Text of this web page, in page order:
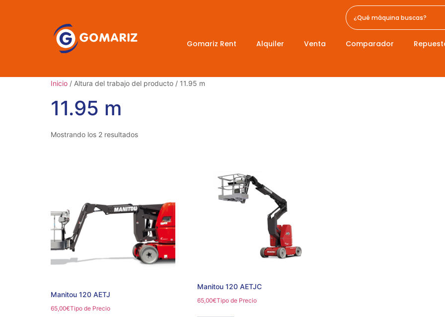
Gomariz Rent Alquiler Venta Comparador
Inicio / Altura del trabajo del producto / 11.95 m
11.95 m
Mostrando los 2 resultados
Manitou 120 AETJ
65,00€Tipo de Precio
Manitou 120 AETJC
65,00€Tipo de Precio